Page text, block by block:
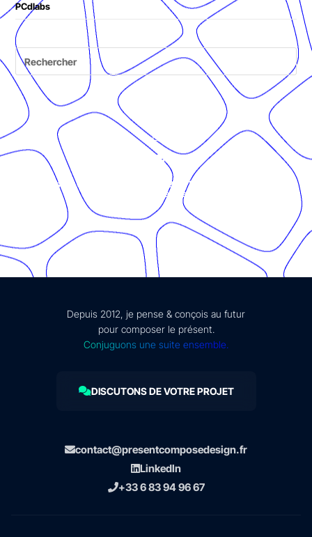
PCdlabs
© Présent Composé design - 2024 - Tous droits réservés -
mentions légales
Depuis 2012, je pense & conçois au futur
pour composer le présent.
Conjuguons une suite ensemble.
DISCUTONS DE VOTRE PROJET
contact@presentcomposedesign.fr
LinkedIn
+33 6 83 94 96 67